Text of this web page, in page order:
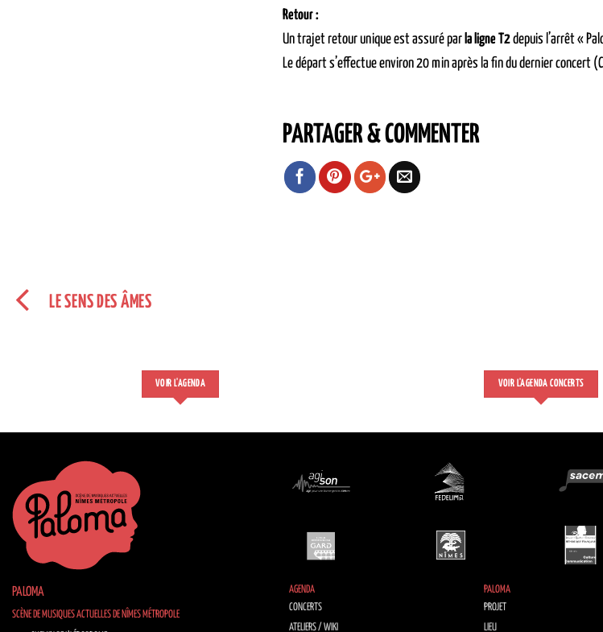
Retour :
Un trajet retour unique est assuré par la ligne T2depuis l’arrêt «
Le départ s’effectue environ 20 min après la fin du dernier concert
PARTAGER & COMMENTER
LE SENS DES ÂMES
VOIR L'AGENDA VOIR L'AGENDA CONCERTS
PALOMA
SCÈNE DE MUSIQUES ACTUELLES DE NÎMES MÉTROPOLE
AGENDA
CONCERTS
ATELIERS / WIKI
PALOMA
PROJET
LIEU